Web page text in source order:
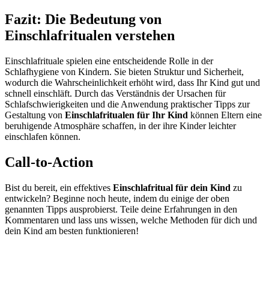
Fazit: Die Bedeutung von
Einschlafritualen verstehen
Einschlafrituale spielen eine entscheidende Rolle in der
Schlafhygiene von Kindern. Sie bieten Struktur und Sicherheit,
wodurch die Wahrscheinlichkeit erhöht wird, dass Ihr Kind gut und
schnell einschläft. Durch das Verständnis der Ursachen für
Schlafschwierigkeiten und die Anwendung praktischer Tipps zur
Gestaltung von Einschlafritualen für Ihr Kind können Eltern eine
beruhigende Atmosphäre schaffen, in der ihre Kinder leichter
einschlafen können.
Call-to-Action
Bist du bereit, ein effektives Einschlafritual für dein Kind zu
entwickeln? Beginne noch heute, indem du einige der oben
genannten Tipps ausprobierst. Teile deine Erfahrungen in den
Kommentaren und lass uns wissen, welche Methoden für dich und
dein Kind am besten funktionieren!